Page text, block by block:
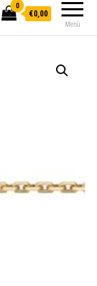
Menü
0
€0,00